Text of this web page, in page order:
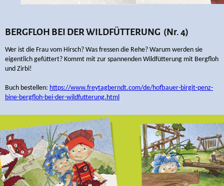
BERGFLOH BEI DER WILDFÜTTERUNG (Nr. 4)
Wer ist die Frau vom Hirsch? Was fressen die Rehe? Warum werden sie
eigentlich gefüttert? Kommt mit zur spannenden Wildfütterung mit Bergfloh
und Zirbi!
Buch bestellen: https://www.freytagberndt.com/de/hofbauer-birgit-penz-
bine-bergfloh-bei-der-wildfutterung.html